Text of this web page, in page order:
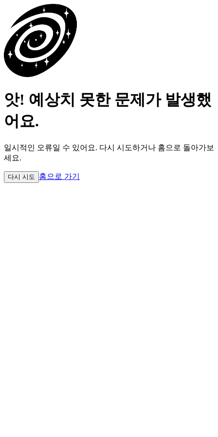
앗! 예상치 못한 문제가 발생했
어요.
일시적인 오류일 수 있어요. 다시 시도하거나 홈으로 돌아가보
세요.
다시 시도 홈으로 가기